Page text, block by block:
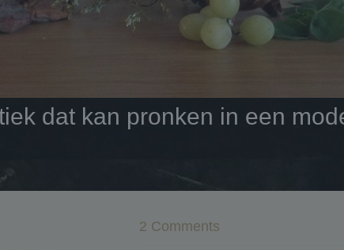
dat kan pronken in een
2 Comments